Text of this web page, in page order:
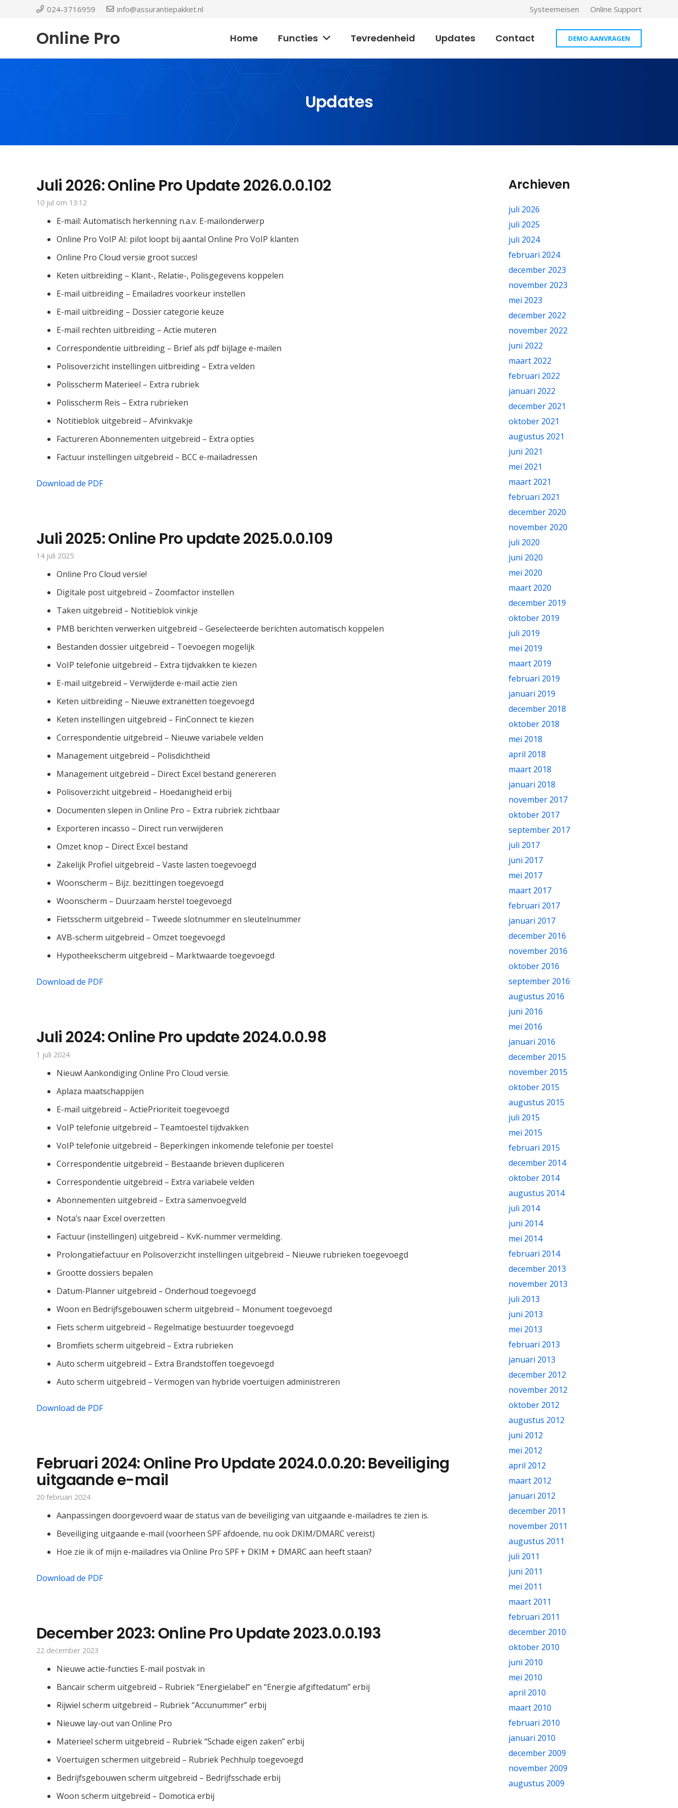
024-3716959 info@assurantiepakket.nl Systeemeisen Online Support
Online Pro Home Functies Tevredenheid Updates Contact DEMO AANVRAGEN
Updates
Juli 2026: Online Pro Update 2026.0.0.102
10 jul om 13:12
E-mail: Automatisch herkenning n.a.v. E-mailonderwerp
Online Pro VoIP AI: pilot loopt bij aantal Online Pro VoIP klanten
Online Pro Cloud versie groot succes!
Keten uitbreiding – Klant-, Relatie-, Polisgegevens koppelen
E-mail uitbreiding – Emailadres voorkeur instellen
E-mail uitbreiding – Dossier categorie keuze
E-mail rechten uitbreiding – Actie muteren
Correspondentie uitbreiding – Brief als pdf bijlage e-mailen
Polisoverzicht instellingen uitbreiding – Extra velden
Polisscherm Materieel – Extra rubriek
Polisscherm Reis – Extra rubrieken
Notitieblok uitgebreid – Afvinkvakje
Factureren Abonnementen uitgebreid – Extra opties
Factuur instellingen uitgebreid – BCC e-mailadressen
Download de PDF
Juli 2025: Online Pro update 2025.0.0.109
14 juli 2025
Online Pro Cloud versie!
Digitale post uitgebreid – Zoomfactor instellen
Taken uitgebreid – Notitieblok vinkje
PMB berichten verwerken uitgebreid – Geselecteerde berichten automatisch koppelen
Bestanden dossier uitgebreid – Toevoegen mogelijk
VoIP telefonie uitgebreid – Extra tijdvakken te kiezen
E-mail uitgebreid – Verwijderde e-mail actie zien
Keten uitbreiding – Nieuwe extranetten toegevoegd
Keten instellingen uitgebreid – FinConnect te kiezen
Correspondentie uitgebreid – Nieuwe variabele velden
Management uitgebreid – Polisdichtheid
Management uitgebreid – Direct Excel bestand genereren
Polisoverzicht uitgebreid – Hoedanigheid erbij
Documenten slepen in Online Pro – Extra rubriek zichtbaar
Exporteren incasso – Direct run verwijderen
Omzet knop – Direct Excel bestand
Zakelijk Profiel uitgebreid – Vaste lasten toegevoegd
Woonscherm – Bijz. bezittingen toegevoegd
Woonscherm – Duurzaam herstel toegevoegd
Fietsscherm uitgebreid – Tweede slotnummer en sleutelnummer
AVB-scherm uitgebreid – Omzet toegevoegd
Hypotheekscherm uitgebreid – Marktwaarde toegevoegd
Download de PDF
Juli 2024: Online Pro update 2024.0.0.98
1 juli 2024
Nieuw! Aankondiging Online Pro Cloud versie.
Aplaza maatschappijen
E-mail uitgebreid – ActiePrioriteit toegevoegd
VoIP telefonie uitgebreid – Teamtoestel tijdvakken
VoIP telefonie uitgebreid – Beperkingen inkomende telefonie per toestel
Correspondentie uitgebreid – Bestaande brieven dupliceren
Correspondentie uitgebreid – Extra variabele velden
Abonnementen uitgebreid – Extra samenvoegveld
Nota’s naar Excel overzetten
Factuur (instellingen) uitgebreid – KvK-nummer vermelding.
Prolongatiefactuur en Polisoverzicht instellingen uitgebreid – Nieuwe rubrieken toegevoegd
Grootte dossiers bepalen
Datum-Planner uitgebreid – Onderhoud toegevoegd
Woon en Bedrijfsgebouwen scherm uitgebreid – Monument toegevoegd
Fiets scherm uitgebreid – Regelmatige bestuurder toegevoegd
Bromfiets scherm uitgebreid – Extra rubrieken
Auto scherm uitgebreid – Extra Brandstoffen toegevoegd
Auto scherm uitgebreid – Vermogen van hybride voertuigen administreren
Download de PDF
Februari 2024: Online Pro Update 2024.0.0.20: Beveiliging
uitgaande e-mail
20 februari 2024
Aanpassingen doorgevoerd waar de status van de beveiliging van uitgaande e-mailadres te zien is.
Beveiliging uitgaande e-mail (voorheen SPF afdoende, nu ook DKIM/DMARC vereist)
Hoe zie ik of mijn e-mailadres via Online Pro SPF + DKIM + DMARC aan heeft staan?
Download de PDF
December 2023: Online Pro Update 2023.0.0.193
22 december 2023
Nieuwe actie-functies E-mail postvak in
Bancair scherm uitgebreid – Rubriek “Energielabel” en “Energie afgiftedatum” erbij
Rijwiel scherm uitgebreid – Rubriek “Accunummer” erbij
Nieuwe lay-out van Online Pro
Materieel scherm uitgebreid – Rubriek “Schade eigen zaken” erbij
Voertuigen schermen uitgebreid – Rubriek Pechhulp toegevoegd
Bedrijfsgebouwen scherm uitgebreid – Bedrijfsschade erbij
Woon scherm uitgebreid – Domotica erbij
Archieven
juli 2026
juli 2025
juli 2024
februari 2024
december 2023
november 2023
mei 2023
december 2022
november 2022
juni 2022
maart 2022
februari 2022
januari 2022
december 2021
oktober 2021
augustus 2021
juni 2021
mei 2021
maart 2021
februari 2021
december 2020
november 2020
juli 2020
juni 2020
mei 2020
maart 2020
december 2019
oktober 2019
juli 2019
mei 2019
maart 2019
februari 2019
januari 2019
december 2018
oktober 2018
mei 2018
april 2018
maart 2018
januari 2018
november 2017
oktober 2017
september 2017
juli 2017
juni 2017
mei 2017
maart 2017
februari 2017
januari 2017
december 2016
november 2016
oktober 2016
september 2016
augustus 2016
juni 2016
mei 2016
januari 2016
december 2015
november 2015
oktober 2015
augustus 2015
juli 2015
mei 2015
februari 2015
december 2014
oktober 2014
augustus 2014
juli 2014
juni 2014
mei 2014
februari 2014
december 2013
november 2013
juli 2013
juni 2013
mei 2013
februari 2013
januari 2013
december 2012
november 2012
oktober 2012
augustus 2012
juni 2012
mei 2012
april 2012
maart 2012
januari 2012
december 2011
november 2011
augustus 2011
juli 2011
juni 2011
mei 2011
maart 2011
februari 2011
december 2010
oktober 2010
juni 2010
mei 2010
april 2010
maart 2010
februari 2010
januari 2010
december 2009
november 2009
augustus 2009